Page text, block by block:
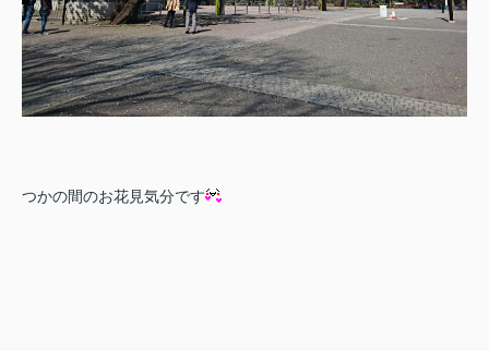
つかの間のお花見気分です